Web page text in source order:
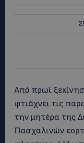
Από πρωϊ
φτιάχνει τις
την μητέρα της
Πασχαλινών